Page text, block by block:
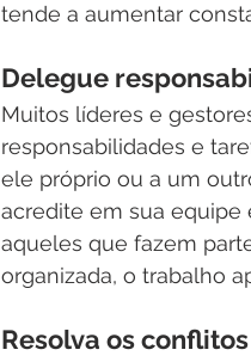
tende a aumentar
Delegue
Muitos líderes e
responsabilidades e
ele próprio ou a um
acredite em sua equipe
aqueles que fazem
organizada, o trabalho
Resolva os